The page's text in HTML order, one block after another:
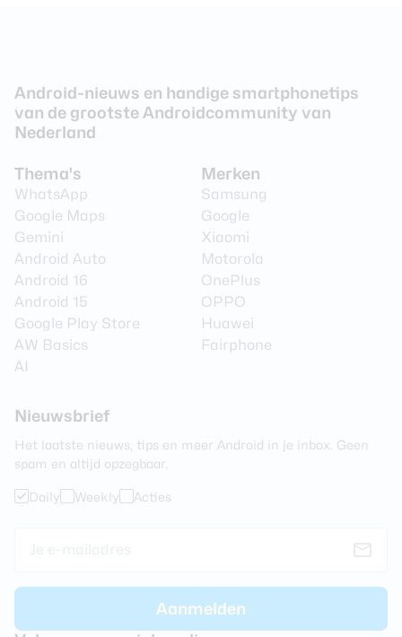
Android-nieuws en handige smartphonetips
van de grootste Androidcommunity van
Nederland
Thema's
WhatsApp
Google Maps
Gemini
Android Auto
Android 16
Android 15
Google Play Store
AW Basics
AI
Merken
Samsung
Google
Xiaomi
Motorola
OnePlus
OPPO
Huawei
Fairphone
Nieuwsbrief
Het laatste nieuws, tips en meer Android in je inbox. Geen
spam en altijd opzegbaar.
Daily Weekly Acties